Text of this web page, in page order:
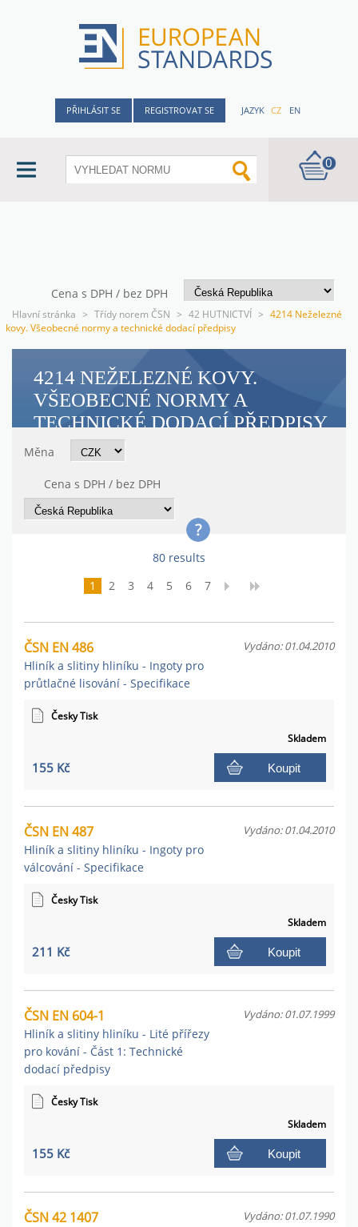
PŘIHLÁSIT SE REGISTROVAT SE JAZYK CZ EN
0
Cena s DPH / bez DPH
Hlavní stránka > Třídy norem ČSN > 42 HUTNICTVÍ > 4214 Neželezné
kovy. Všeobecné normy a technické dodací předpisy
4214 NEŽELEZNÉ KOVY.
VŠEOBECNÉ NORMY A
TECHNICKÉ DODACÍ PŘEDPISY
Měna
Cena s DPH / bez DPH
80 results
1
2 3 4 5 6 7
ČSN EN 486
Hliník a slitiny hliníku - Ingoty pro
průtlačné lisování - Specifikace
Vydáno: 01.04.2010
Česky Tisk
Skladem
155 Kč Koupit
ČSN EN 487
Hliník a slitiny hliníku - Ingoty pro
válcování - Specifikace
Vydáno: 01.04.2010
Česky Tisk
Skladem
211 Kč Koupit
ČSN EN 604-1
Hliník a slitiny hliníku - Lité přířezy
pro kování - Část 1: Technické
dodací předpisy
Vydáno: 01.07.1999
Česky Tisk
Skladem
155 Kč Koupit
ČSN 42 1407 Vydáno: 01.07.1990